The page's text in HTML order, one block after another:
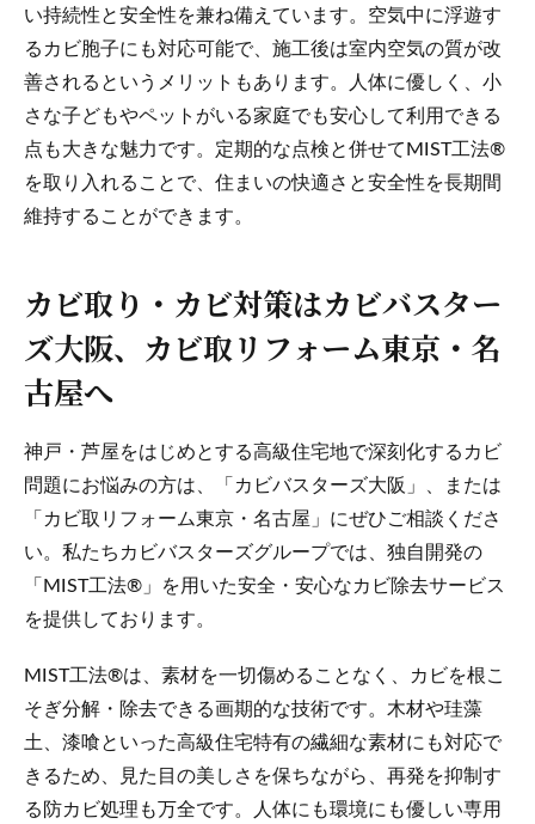
い持続性と安全性を兼ね備えています。空気中に浮遊す
るカビ胞子にも対応可能で、施工後は室内空気の質が改
善されるというメリットもあります。人体に優しく、小
さな子どもやペットがいる家庭でも安心して利用できる
点も大きな魅力です。定期的な点検と併せてMIST工法®
を取り入れることで、住まいの快適さと安全性を長期間
維持することができます。
カビ取り・カビ対策はカビバスター
ズ大阪、カビ取リフォーム東京・名
古屋へ
神戸・芦屋をはじめとする高級住宅地で深刻化するカビ
問題にお悩みの方は、「カビバスターズ大阪」、または
「カビ取リフォーム東京・名古屋」にぜひご相談くださ
い。私たちカビバスターズグループでは、独自開発の
「MIST工法®」を用いた安全・安心なカビ除去サービス
を提供しております。
MIST工法®は、素材を一切傷めることなく、カビを根こ
そぎ分解・除去できる画期的な技術です。木材や珪藻
土、漆喰といった高級住宅特有の繊細な素材にも対応で
きるため、見た目の美しさを保ちながら、再発を抑制す
る防カビ処理も万全です。人体にも環境にも優しい専用